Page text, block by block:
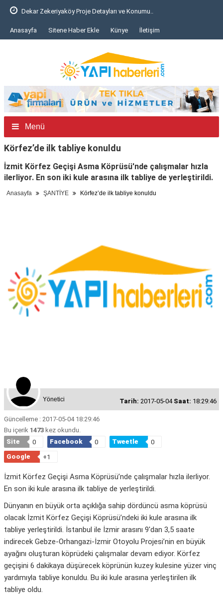
Dekar Zekeriyaköy Proje Detayları ve Konumu..
Anasayfa Sitene Haber Ekle Künye İletişim
Menü
Körfez’de ilk tabliye konuldu
İzmit Körfez Geçişi Asma Köprüsü'nde çalışmalar hızla
ilerliyor. En son iki kule arasına ilk tabliye de yerleştirildi.
Anasayfa ŞANTİYE Körfez’de ilk tabliye konuldu
Yönetici Tarih: 2017-05-04 Saat: 18:29:46
Güncelleme : 2017-05-04 18:29:46
Bu içerik 1473 kez okundu.
Site
0 Facebook 0 Tweetle
0
Google
+1
İzmit Körfez Geçişi Asma Köprüsü’nde çalışmalar hızla ilerliyor.
En son iki kule arasına ilk tabliye de yerleştirildi.
Dünyanın en büyük orta açıklığa sahip dördüncü asma köprüsü
olacak İzmit Körfez Geçişi Köprüsü’ndeki iki kule arasına ilk
tabliye yerleştirildi. İstanbul ile İzmir arasını 9′dan 3,5 saate
indirecek Gebze-Orhangazi-İzmir Otoyolu Projesi’nin en büyük
ayağını oluşturan köprüdeki çalışmalar devam ediyor. Körfez
geçişini 6 dakikaya düşürecek köprünün kuzey kulesine yüzer vinç
yardımıyla tabliye konuldu. Bu iki kule arasına yerleştirilen ilk
tabliye oldu.